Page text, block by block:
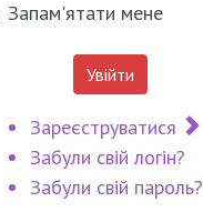
Запам'ятати мене
Увійти
Зареєструватися
Забули свій логін?
Забули свій пароль?